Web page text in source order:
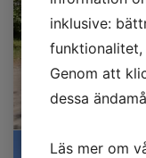
inklusive:
Genom att
dessa
Läs mer om